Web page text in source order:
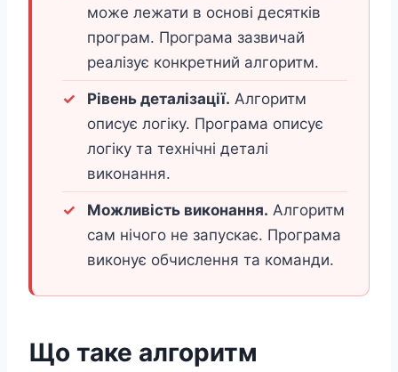
може лежати в основі десятків
програм. Програма зазвичай
реалізує конкретний алгоритм.
Рівень деталізації. Алгоритм
описує логіку. Програма описує
логіку та технічні деталі
виконання.
Можливість виконання. Алгоритм
сам нічого не запускає. Програма
виконує обчислення та команди.
Що таке алгоритм